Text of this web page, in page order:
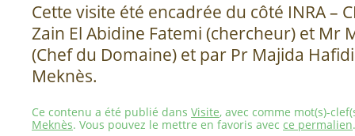
Cette visite été encadrée du côté INRA –
Zain El Abidine Fatemi (chercheur) et Mr
(Chef du Domaine) et par Pr Majida
Meknès.
Ce contenu a été publié dans Visite, avec comme mot(s)-
Meknès. Vous pouvez le mettre en favoris avec ce permalien.